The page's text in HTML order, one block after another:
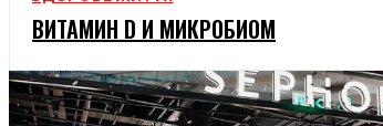
ВИТАМИН D И МИКРОБИОМ